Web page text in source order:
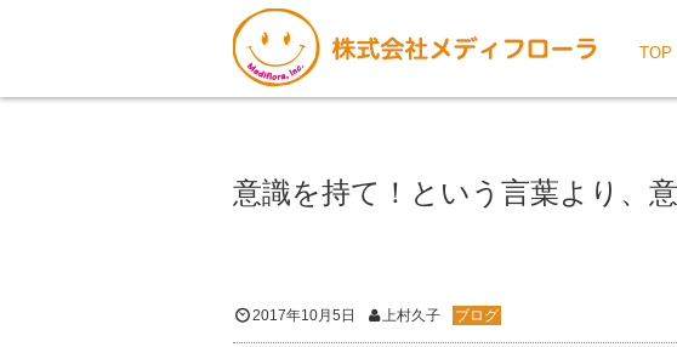
TOP
意識を持て！という言葉より、
2017年10月5日 上村久子 ブログ